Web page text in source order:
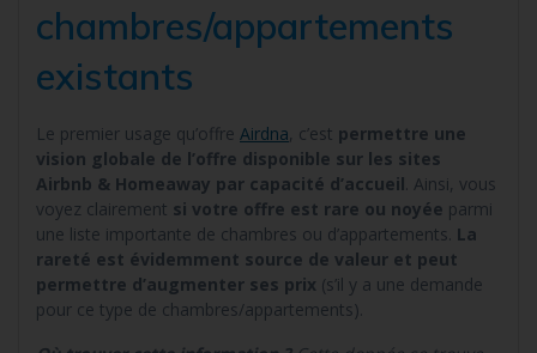
chambres/appartements
existants
Le premier usage qu’offre Airdna, c’est permettre une
vision globale de l’offre disponible sur les sites
Airbnb & Homeaway par capacité d’accueil. Ainsi, vous
voyez clairement si votre offre est rare ou noyée parmi
une liste importante de chambres ou d’appartements. La
rareté est évidemment source de valeur et peut
permettre d’augmenter ses prix (s’il y a une demande
pour ce type de chambres/appartements).